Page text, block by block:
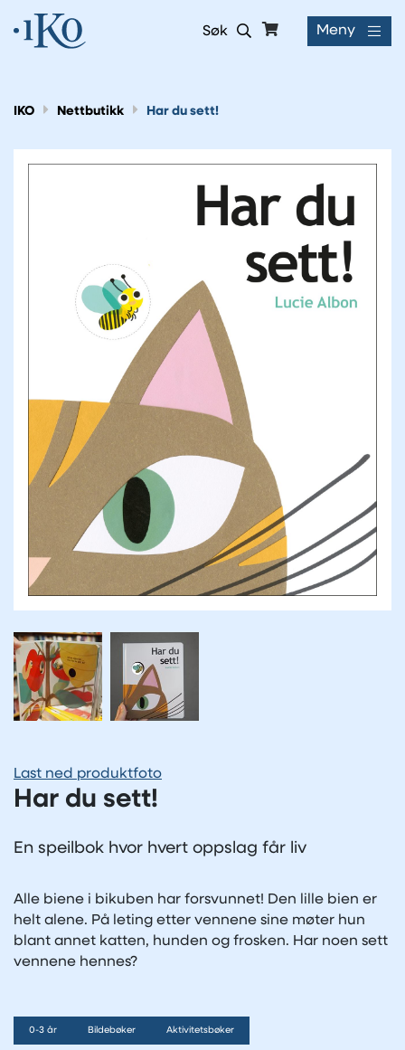
Søk Meny
IKO Nettbutikk Har du sett!
Last ned produktfoto
Har du sett!
En speilbok hvor hvert oppslag får liv
Alle biene i bikuben har forsvunnet! Den lille bien er
helt alene. På leting etter vennene sine møter hun
blant annet katten, hunden og frosken. Har noen sett
vennene hennes?
0-3 år Bildebøker Aktivitetsbøker